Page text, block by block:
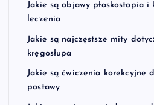
Jakie są objawy płaskostopia i
leczenia
Jakie są najczęstsze mity
kręgosłupa
Jakie są ćwiczenia korekcyjne
postawy